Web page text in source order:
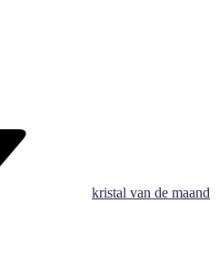
kristal van de maand